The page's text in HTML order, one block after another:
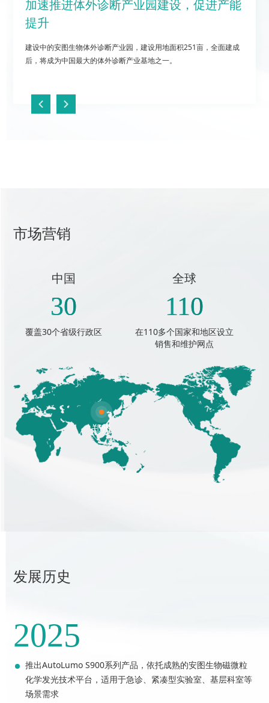
加速推进体外诊断产业园建设，促进产能
提升
建设中的安图生物体外诊断产业园，建设用地面积251亩，全面建成
后，将成为中国最大的体外诊断产业基地之一。
市场营销
中国
30
覆盖30个省级行政区
全球
110
在110多个国家和地区设立
销售和维护网点
郑州
发展历史
2025
推出AutoLumo S900系列产品，依托成熟的安图生物磁微粒
化学发光技术平台，适用于急诊、紧凑型实验室、基层科室等
场景需求